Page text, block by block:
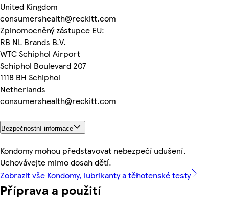
United Kingdom
consumershealth@reckitt.com
Zplnomocněný zástupce EU:
RB NL Brands B.V.
WTC Schiphol Airport
Schiphol Boulevard 207
1118 BH Schiphol
Netherlands
consumershealth@reckitt.com
Bezpečnostní informace
Kondomy mohou představovat nebezpečí udušení.
Uchovávejte mimo dosah dětí.
Zobrazit vše Kondomy, lubrikanty a těhotenské testy
Příprava a použití